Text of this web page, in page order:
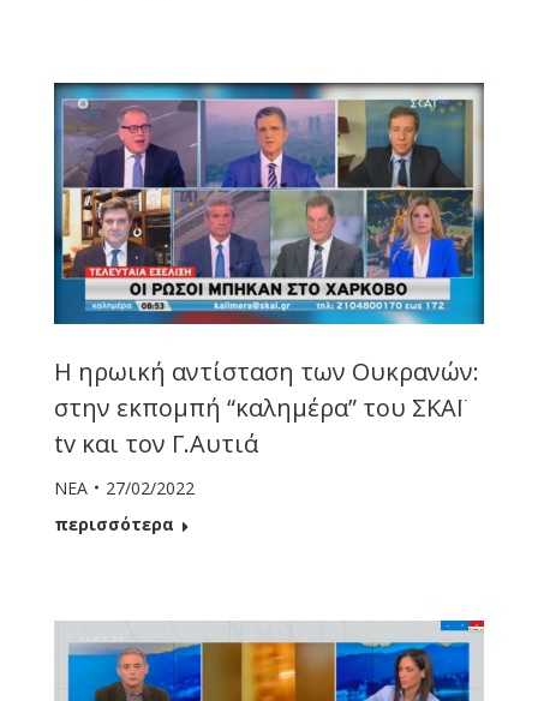
Η ηρωική αντίσταση των Ουκρανών:
στην εκπομπή “καλημέρα” του ΣΚΑΪ
tv και τον Γ.Αυτιά
ΝΕΑ
27/02/2022
περισσότερα